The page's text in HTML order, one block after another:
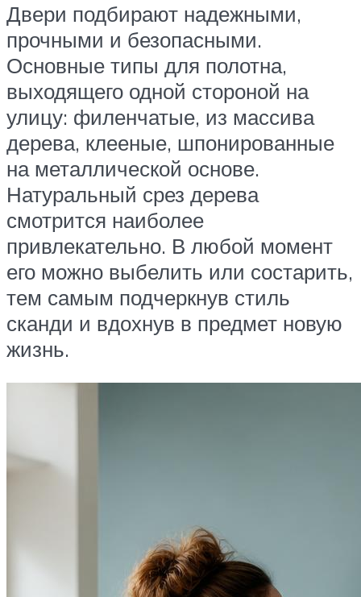
Двери подбирают надежными,
прочными и безопасными.
Основные типы для полотна,
выходящего одной стороной на
улицу: филенчатые, из массива
дерева, клееные, шпонированные
на металлической основе.
Натуральный срез дерева
смотрится наиболее
привлекательно. В любой момент
его можно выбелить или состарить,
тем самым подчеркнув стиль
сканди и вдохнув в предмет новую
жизнь.